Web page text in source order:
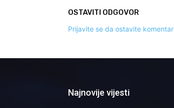
OSTAVITI ODGOVOR
Prijavite se da ostavite komentar
Najnovije vijesti